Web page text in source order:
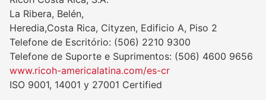
La Ribera, Belén,
Heredia,Costa Rica, Cityzen, Edificio A, Piso 2
Telefone de Escritório: (506) 2210 9300
Telefone de Suporte e Suprimentos: (506) 4600 9656
www.ricoh-americalatina.com/es-cr
ISO 9001, 14001 y 27001 Certified